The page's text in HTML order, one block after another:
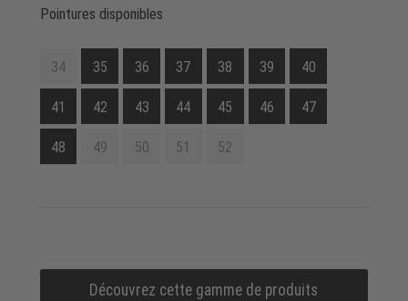
Pointures disponibles
34 35 36 37 38 39 40
41 42 43 44 45 46 47
48 49 50 51 52
Découvrez cette gamme de produits